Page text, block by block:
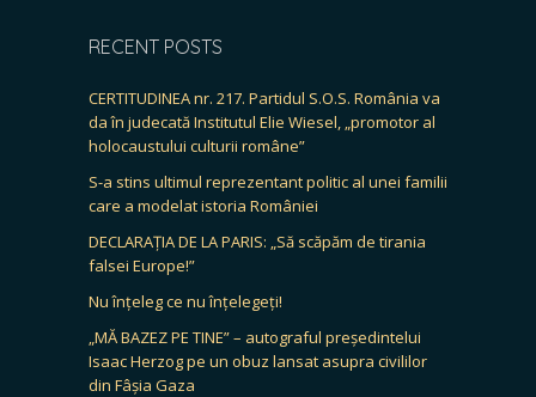
RECENT POSTS
CERTITUDINEA nr. 217. Partidul S.O.S. România va
da în judecată Institutul Elie Wiesel, „promotor al
holocaustului culturii române”
S-a stins ultimul reprezentant politic al unei familii
care a modelat istoria României
DECLARAȚIA DE LA PARIS: „Să scăpăm de tirania
falsei Europe!”
Nu înțeleg ce nu înțelegeți!
„MĂ BAZEZ PE TINE” – autograful președintelui
Isaac Herzog pe un obuz lansat asupra civililor
din Fâșia Gaza